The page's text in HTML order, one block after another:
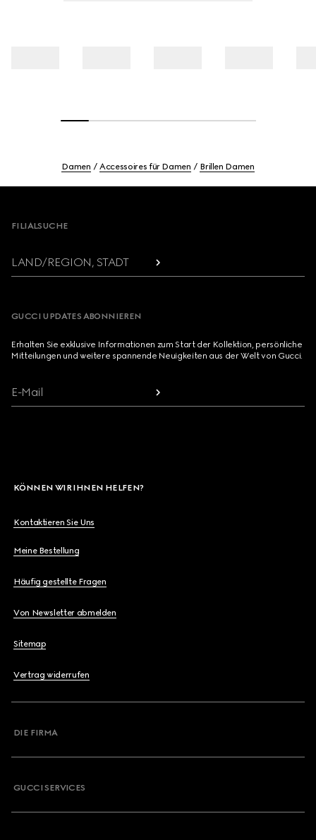
Damen Accessoires für Damen Brillen Damen
FILIALSUCHE
LAND/REGION, STADT
GUCCI UPDATES ABONNIEREN
Erhalten Sie exklusive Informationen zum Start der Kollektion, persönliche
Mitteilungen und weitere spannende Neuigkeiten aus der Welt von Gucci.
E-Mail
KÖNNEN WIR IHNEN HELFEN?
Kontaktieren Sie Uns
Meine Bestellung
Häufig gestellte Fragen
Von Newsletter abmelden
Sitemap
Vertrag widerrufen
DIE FIRMA
GUCCI SERVICES